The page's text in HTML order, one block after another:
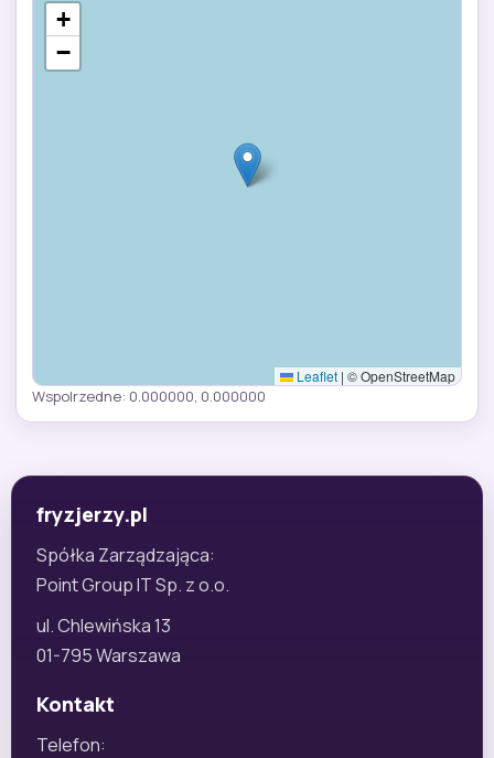
+
−
Leaflet | © OpenStreetMap
Wspolrzedne: 0.000000, 0.000000
fryzjerzy.pl
Spółka Zarządzająca:
Point Group IT Sp. z o.o.
ul. Chlewińska 13
01-795 Warszawa
Kontakt
Telefon: